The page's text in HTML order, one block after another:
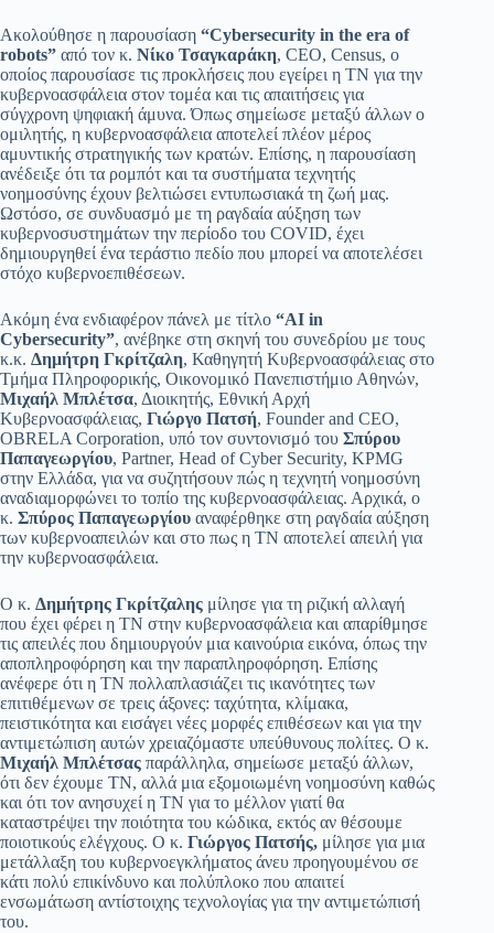
Ακολούθησε η παρουσίαση “Cybersecurity in the era of
robots” από τον κ. Νίκο Τσαγκαράκη, CEO, Census, ο
οποίος παρουσίασε τις προκλήσεις που εγείρει η ΤΝ για την
κυβερνοασφάλεια στον τομέα και τις απαιτήσεις για
σύγχρονη ψηφιακή άμυνα. Όπως σημείωσε μεταξύ άλλων ο
ομιλητής, η κυβερνοασφάλεια αποτελεί πλέον μέρος
αμυντικής στρατηγικής των κρατών. Επίσης, η παρουσίαση
ανέδειξε ότι τα ρομπότ και τα συστήματα τεχνητής
νοημοσύνης έχουν βελτιώσει εντυπωσιακά τη ζωή μας.
Ωστόσο, σε συνδυασμό με τη ραγδαία αύξηση των
κυβερνοσυστημάτων την περίοδο του COVID, έχει
δημιουργηθεί ένα τεράστιο πεδίο που μπορεί να αποτελέσει
στόχο κυβερνοεπιθέσεων.
Ακόμη ένα ενδιαφέρον πάνελ με τίτλο “AI in
Cybersecurity”, ανέβηκε στη σκηνή του συνεδρίου με τους
κ.κ. Δημήτρη Γκρίτζαλη, Καθηγητή Κυβερνοασφάλειας στο
Τμήμα Πληροφορικής, Οικονομικό Πανεπιστήμιο Αθηνών,
Μιχαήλ Μπλέτσα, Διοικητής, Εθνική Αρχή
Κυβερνοασφάλειας, Γιώργο Πατσή, Founder and CEO,
OBRELA Corporation, υπό τον συντονισμό του Σπύρου
Παπαγεωργίου, Partner, Head of Cyber Security, KPMG
στην Ελλάδα, για να συζητήσουν πώς η τεχνητή νοημοσύνη
αναδιαμορφώνει το τοπίο της κυβερνοασφάλειας. Αρχικά, ο
κ. Σπύρος Παπαγεωργίου αναφέρθηκε στη ραγδαία αύξηση
των κυβερνοαπειλών και στο πως η ΤΝ αποτελεί απειλή για
την κυβερνοασφάλεια.
Ο κ. Δημήτρης Γκρίτζαλης μίλησε για τη ριζική αλλαγή
που έχει φέρει η ΤΝ στην κυβερνοασφάλεια και απαρίθμησε
τις απειλές που δημιουργούν μια καινούρια εικόνα, όπως την
αποπληροφόρηση και την παραπληροφόρηση. Επίσης
ανέφερε ότι η ΤΝ πολλαπλασιάζει τις ικανότητες των
επιτιθέμενων σε τρεις άξονες: ταχύτητα, κλίμακα,
πειστικότητα και εισάγει νέες μορφές επιθέσεων και για την
αντιμετώπιση αυτών χρειαζόμαστε υπεύθυνους πολίτες. Ο κ.
Μιχαήλ Μπλέτσας παράλληλα, σημείωσε μεταξύ άλλων,
ότι δεν έχουμε ΤΝ, αλλά μια εξομοιωμένη νοημοσύνη καθώς
και ότι τον ανησυχεί η ΤΝ για το μέλλον γιατί θα
καταστρέψει την ποιότητα του κώδικα, εκτός αν θέσουμε
ποιοτικούς ελέγχους. Ο κ. Γιώργος Πατσής, μίλησε για μια
μετάλλαξη του κυβερνοεγκλήματος άνευ προηγουμένου σε
κάτι πολύ επικίνδυνο και πολύπλοκο που απαιτεί
ενσωμάτωση αντίστοιχης τεχνολογίας για την αντιμετώπισή
του.